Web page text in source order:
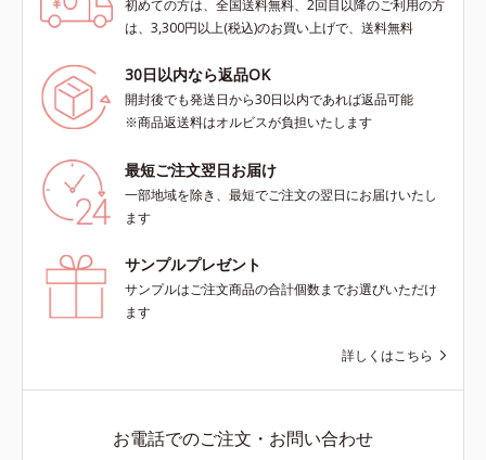
初めての方は、全国送料無料、2回目以降のご利用の方
は、3,300円以上(税込)のお買い上げで、送料無料
30日以内なら返品OK
開封後でも発送日から30日以内であれば返品可能
※商品返送料はオルビスが負担いたします
最短ご注文翌日お届け
一部地域を除き、最短でご注文の翌日にお届けいたし
ます
サンプルプレゼント
サンプルはご注文商品の合計個数までお選びいただけ
ます
詳しくはこちら
お電話でのご注文・お問い合わせ